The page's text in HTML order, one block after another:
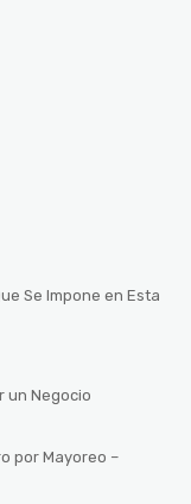
Se Impone en Esta
un Negocio
por Mayoreo –